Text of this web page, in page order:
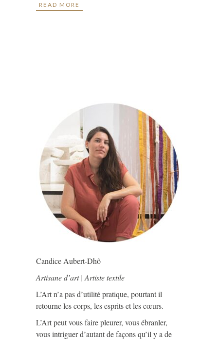
READ MORE
Candice Aubert-Dhô
Artisane d’art | Artiste textile
L’Art n’a pas d’utilité pratique, pourtant il
retourne les corps, les esprits et les cœurs.
L’Art peut vous faire pleurer, vous ébranler,
vous intriguer d’autant de façons qu’il y a de